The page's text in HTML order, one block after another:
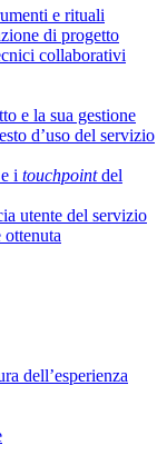
e rituali
di progetto
collaborativi
e la sua gestione
d’uso del servizio
i touchpointdel
utente del servizio
dell’esperienza